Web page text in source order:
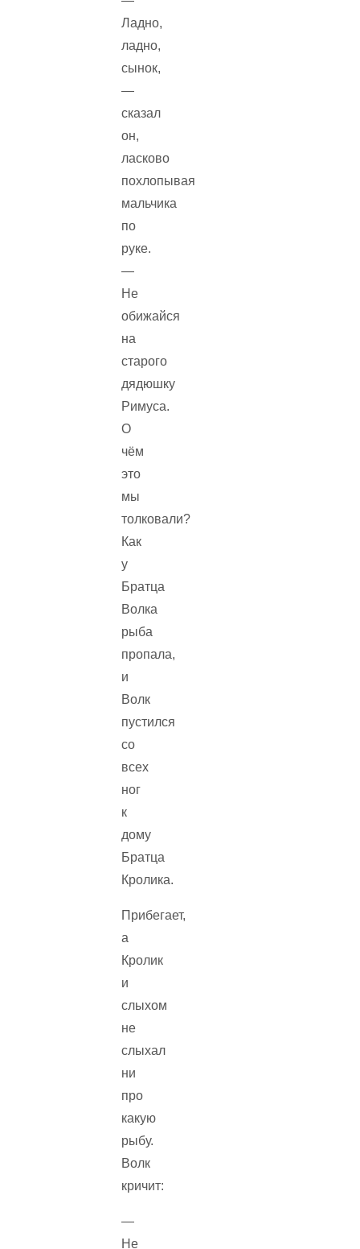
Ладно,
ладно,
сынок,
—
сказал
он,
ласково
похлопывая
мальчика
по
руке.
—
Не
обижайся
на
старого
дядюшку
Римуса.
О
чём
это
мы
толковали?
Как
у
Братца
Волка
рыба
пропала,
и
Волк
пустился
со
всех
ног
к
дому
Братца
Кролика.
Прибегает,
а
Кролик
и
слыхом
не
слыхал
ни
про
какую
рыбу.
Волк
кричит:
—
Не